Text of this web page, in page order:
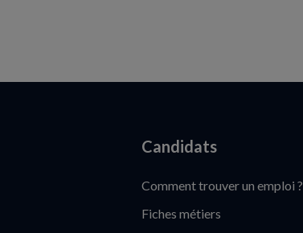
Candidats
Comment trouver un emploi ?
Fiches métiers